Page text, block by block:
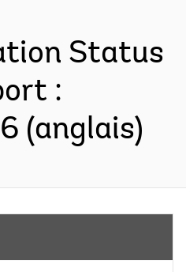
Status
:
(anglais)